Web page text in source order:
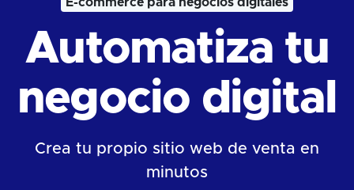
Automatiza tu
negocio digital
Crea tu propio sitio web de venta en
minutos